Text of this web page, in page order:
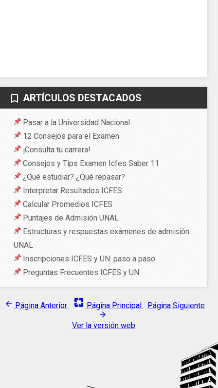
bookmark_border ARTÍCULOS DESTACADOS
Pasar a la Universidad Nacional
12 Consejos para el Examen
¡Consulta tu carrera!
Consejos y Tips Examen Icfes Saber 11
¿Qué estudiar? ¿Qué repasar?
Interpretar Resultados ICFES
Calcular Promedios ICFES
Puntajes de Admisión UNAL
Estructuras y respuestas exámenes de admisión
UNAL
Inscripciones ICFES y UN: paso a paso
Preguntas Frecuentes ICFES y UN
arrow_back Página Anterior pages Página Principal Página Siguiente
arrow_forward
Ver la versión web